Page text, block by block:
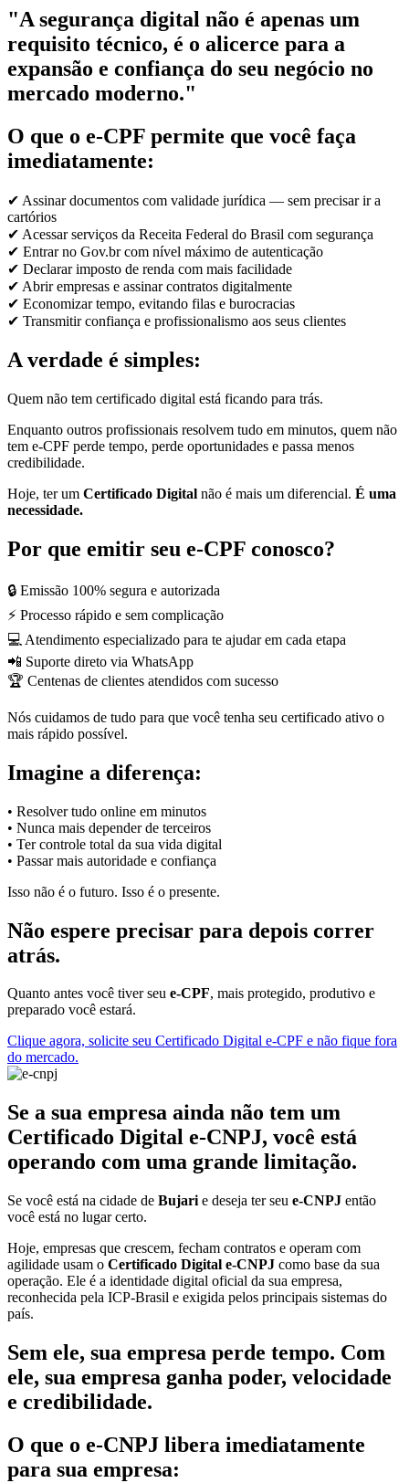
"A segurança digital não é apenas um
requisito técnico, é o alicerce para a
expansão e confiança do seu negócio no
mercado moderno."
O que o e-CPF permite que você faça
imediatamente:
✔ Assinar documentos com validade jurídica — sem precisar ir a
cartórios
✔ Acessar serviços da Receita Federal do Brasil com segurança
✔ Entrar no Gov.br com nível máximo de autenticação
✔ Declarar imposto de renda com mais facilidade
✔ Abrir empresas e assinar contratos digitalmente
✔ Economizar tempo, evitando filas e burocracias
✔ Transmitir confiança e profissionalismo aos seus clientes
A verdade é simples:
Quem não tem certificado digital está ficando para trás.
Enquanto outros profissionais resolvem tudo em minutos, quem não
tem e-CPF perde tempo, perde oportunidades e passa menos
credibilidade.
Hoje, ter um Certificado Digital não é mais um diferencial. É uma
necessidade.
Por que emitir seu e-CPF conosco?
🔒 Emissão 100% segura e autorizada
⚡ Processo rápido e sem complicação
💻 Atendimento especializado para te ajudar em cada etapa
📲 Suporte direto via WhatsApp
🏆 Centenas de clientes atendidos com sucesso
Nós cuidamos de tudo para que você tenha seu certificado ativo o
mais rápido possível.
Imagine a diferença:
• Resolver tudo online em minutos
• Nunca mais depender de terceiros
• Ter controle total da sua vida digital
• Passar mais autoridade e confiança
Isso não é o futuro. Isso é o presente.
Não espere precisar para depois correr
atrás.
Quanto antes você tiver seu e-CPF, mais protegido, produtivo e
preparado você estará.
Clique agora, solicite seu Certificado Digital e-CPF e não fique fora
do mercado.
Se a sua empresa ainda não tem um
Certificado Digital e-CNPJ, você está
operando com uma grande limitação.
Se você está na cidade de Bujari e deseja ter seu e-CNPJ então
você está no lugar certo.
Hoje, empresas que crescem, fecham contratos e operam com
agilidade usam o Certificado Digital e-CNPJ como base da sua
operação. Ele é a identidade digital oficial da sua empresa,
reconhecida pela ICP-Brasil e exigida pelos principais sistemas do
país.
Sem ele, sua empresa perde tempo. Com
ele, sua empresa ganha poder, velocidade
e credibilidade.
O que o e-CNPJ libera imediatamente
para sua empresa: